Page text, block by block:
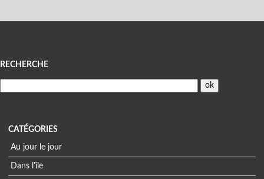
Menu
RECHERCHE
CATÉGORIES
Au jour le jour
Dans l'île